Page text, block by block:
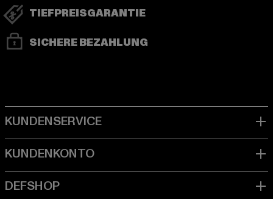
TIEFPREISGARANTIE
SICHERE BEZAHLUNG